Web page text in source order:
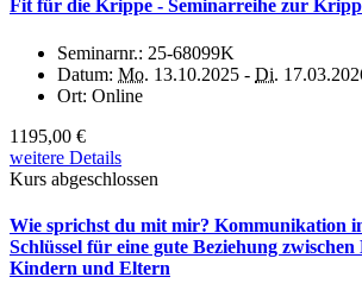
Fit für die Krippe - Seminarreihe zur
Seminarnr.: 25-68099K
Datum: Mo. 13.10.2025 - Di.
Ort: Online
1195,00 €
weitere Details
Kurs abgeschlossen
Wie sprichst du mit mir? Kommunikation
Schlüssel für eine gute Beziehung
Kindern und Eltern